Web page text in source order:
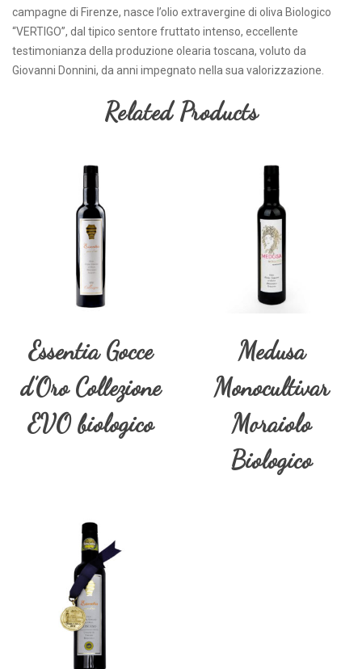
campagne di Firenze, nasce l’olio extravergine di oliva Biologico
“VERTIGO”, dal tipico sentore fruttato intenso, eccellente
testimonianza della produzione olearia toscana, voluto da
Giovanni Donnini, da anni impegnato nella sua valorizzazione.
Related Products
Essentia Gocce
d’Oro Collezione
EVO biologico
Medusa
Monocultivar
Moraiolo
Biologico